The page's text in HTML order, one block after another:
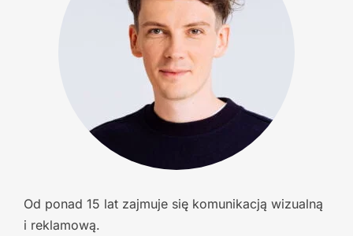
Od ponad 15 lat zajmuje się komunikacją wizualną
i reklamową.